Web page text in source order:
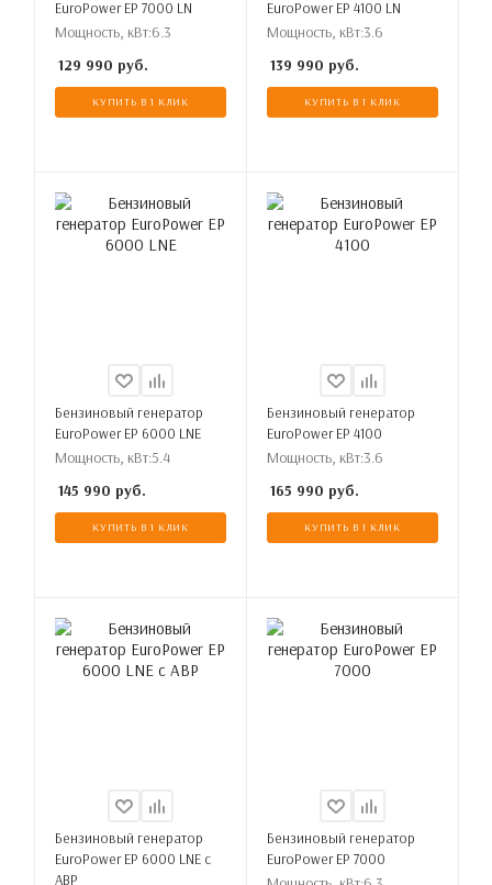
EuroPower EP 7000 LN
Мощность, кВт:6.3
129 990 руб.
КУПИТЬ В 1 КЛИК
EuroPower EP 4100 LN
Мощность, кВт:3.6
139 990 руб.
КУПИТЬ В 1 КЛИК
Бензиновый генератор
EuroPower EP 6000 LNE
Мощность, кВт:5.4
145 990 руб.
КУПИТЬ В 1 КЛИК
Бензиновый генератор
EuroPower EP 4100
Мощность, кВт:3.6
165 990 руб.
КУПИТЬ В 1 КЛИК
Бензиновый генератор
EuroPower EP 6000 LNE с
АВР
Бензиновый генератор
EuroPower EP 7000